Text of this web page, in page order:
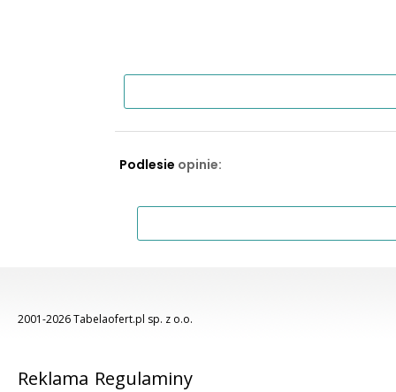
Podlesie opinie:
2001-2026 Tabelaofert.pl sp. z o.o.
Reklama Regulaminy